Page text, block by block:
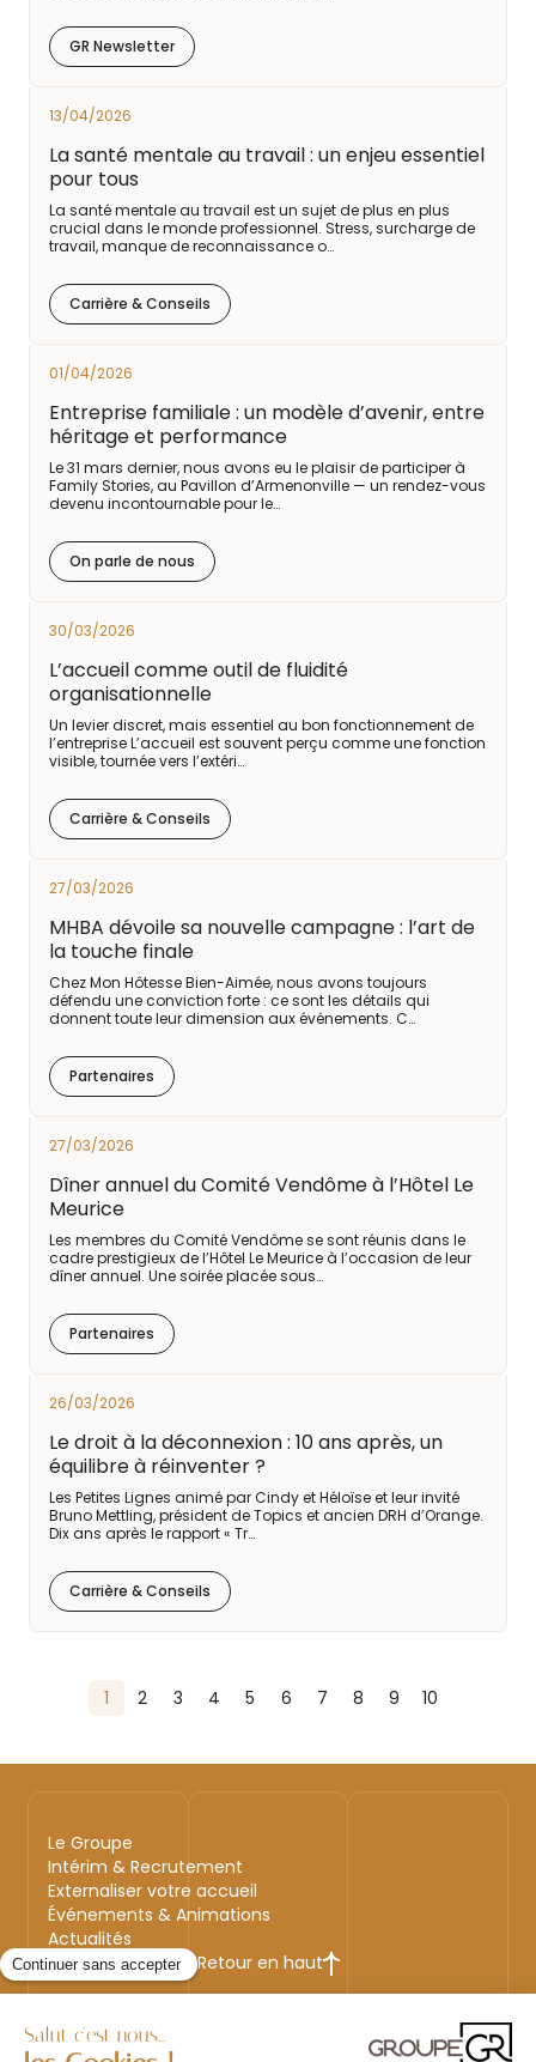
GR Newsletter
13/04/2026
La santé mentale au travail : un enjeu essentiel
pour tous
La santé mentale au travail est un sujet de plus en plus
crucial dans le monde professionnel. Stress, surcharge de
travail, manque de reconnaissance o…
Carrière & Conseils
01/04/2026
Entreprise familiale : un modèle d’avenir, entre
héritage et performance
Le 31 mars dernier, nous avons eu le plaisir de participer à
Family Stories, au Pavillon d’Armenonville — un rendez-vous
devenu incontournable pour le…
On parle de nous
30/03/2026
L’accueil comme outil de fluidité
organisationnelle
Un levier discret, mais essentiel au bon fonctionnement de
l’entreprise L’accueil est souvent perçu comme une fonction
visible, tournée vers l’extéri…
Carrière & Conseils
27/03/2026
MHBA dévoile sa nouvelle campagne : l’art de
la touche finale
Chez Mon Hôtesse Bien-Aimée, nous avons toujours
défendu une conviction forte : ce sont les détails qui
donnent toute leur dimension aux événements. C…
Partenaires
27/03/2026
Dîner annuel du Comité Vendôme à l’Hôtel Le
Meurice
Les membres du Comité Vendôme se sont réunis dans le
cadre prestigieux de l’Hôtel Le Meurice à l’occasion de leur
dîner annuel. Une soirée placée sous…
Partenaires
26/03/2026
Le droit à la déconnexion : 10 ans après, un
équilibre à réinventer ?
Les Petites Lignes animé par Cindy et Héloïse et leur invité
Bruno Mettling, président de Topics et ancien DRH d’Orange.
Dix ans après le rapport « Tr…
Carrière & Conseils
1 2 3 4 5 6 7 8 9 10
Le Groupe
Intérim & Recrutement
Externaliser votre accueil
Événements & Animations
Actualités
Retour en haut